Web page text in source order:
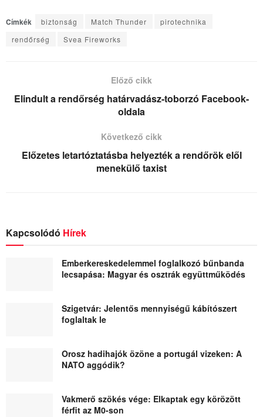
Címkék biztonság Match Thunder
pirotechnika
rendőrség
Svea Fireworks
Előző cikk
Elindult a rendőrség határvadász-toborzó Facebook-
oldala
Következő cikk
Előzetes letartóztatásba helyezték a rendőrök elől
menekülő taxist
Kapcsolódó Hírek
Emberkereskedelemmel foglalkozó bűnbanda
lecsapása: Magyar és osztrák együttműködés
Szigetvár: Jelentős mennyiségű kábítószert
foglaltak le
Orosz hadihajók özöne a portugál vizeken: A
NATO aggódik?
Vakmerő szökés vége: Elkaptak egy körözött
férfit az M0-son